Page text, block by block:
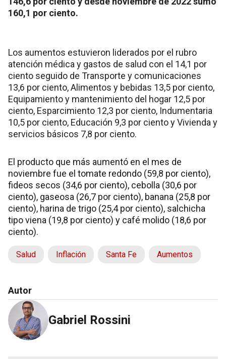
160,1 por ciento.
Los aumentos estuvieron liderados por el rubro
atención médica y gastos de salud con el 14,1 por
ciento seguido de Transporte y comunicaciones
13,6 por ciento, Alimentos y bebidas 13,5 por ciento,
Equipamiento y mantenimiento del hogar 12,5 por
ciento, Esparcimiento 12,3 por ciento, Indumentaria
10,5 por ciento, Educación 9,3 por ciento y Vivienda y
servicios básicos 7,8 por ciento.
El producto que más aumentó en el mes de
noviembre fue el tomate redondo (59,8 por ciento),
fideos secos (34,6 por ciento), cebolla (30,6 por
ciento), gaseosa (26,7 por ciento), banana (25,8 por
ciento), harina de trigo (25,4 por ciento), salchicha
tipo viena (19,8 por ciento) y café molido (18,6 por
ciento).
Salud Inflación Santa Fe Aumentos
Autor
Gabriel Rossini